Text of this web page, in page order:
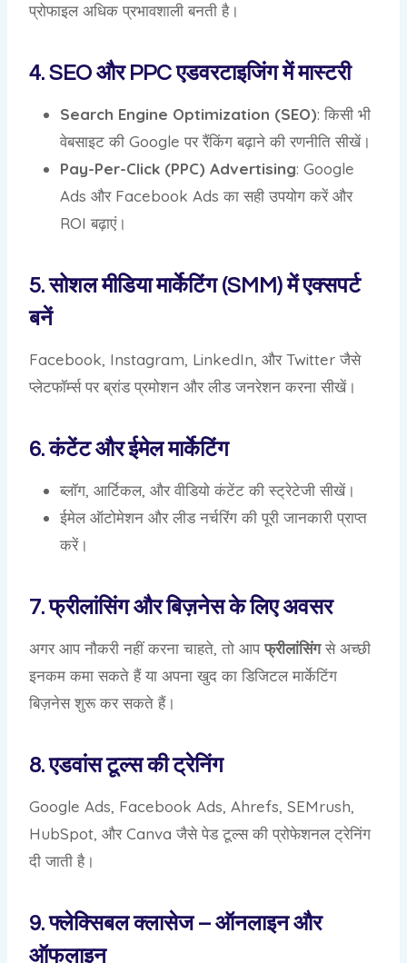
प्रोफाइल अधिक प्रभावशाली बनती है।
4. SEO और PPC एडवरटाइजिंग में मास्टरी
Search Engine Optimization (SEO): किसी भी
वेबसाइट की Google पर रैंकिंग बढ़ाने की रणनीति सीखें।
Pay-Per-Click (PPC) Advertising: Google
Ads और Facebook Ads का सही उपयोग करें और
ROI बढ़ाएं।
5. सोशल मीडिया मार्केटिंग (SMM) में एक्सपर्ट
बनें
Facebook, Instagram, LinkedIn, और Twitter जैसे
प्लेटफॉर्म्स पर ब्रांड प्रमोशन और लीड जनरेशन करना सीखें।
6. कंटेंट और ईमेल मार्केटिंग
ब्लॉग, आर्टिकल, और वीडियो कंटेंट की स्ट्रेटेजी सीखें।
ईमेल ऑटोमेशन और लीड नर्चरिंग की पूरी जानकारी प्राप्त
करें।
7. फ्रीलांसिंग और बिज़नेस के लिए अवसर
अगर आप नौकरी नहीं करना चाहते, तो आपफ्रीलांसिंगसे अच्छी
इनकम कमा सकते हैं या अपना खुद का डिजिटल मार्केटिंग
बिज़नेस शुरू कर सकते हैं।
8. एडवांस टूल्स की ट्रेनिंग
Google Ads, Facebook Ads, Ahrefs, SEMrush,
HubSpot, और Canva जैसे पेड टूल्स की प्रोफेशनल ट्रेनिंग
दी जाती है।
9. फ्लेक्सिबल क्लासेज – ऑनलाइन और
ऑफलाइन